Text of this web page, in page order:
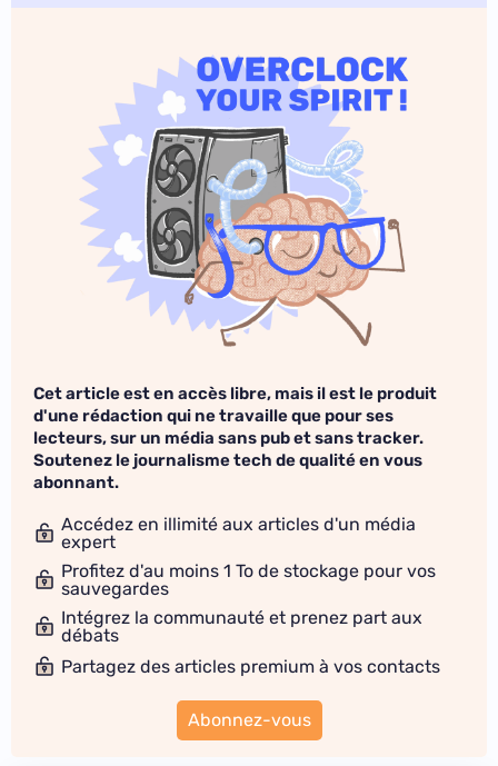
Cet article est en accès libre, mais il est le produit
d'une rédaction qui ne travaille que pour ses
lecteurs, sur un média sans pub et sans tracker.
Soutenez le journalisme tech de qualité en vous
abonnant.
Accédez en illimité aux articles d'un média
expert
Profitez d'au moins 1 To de stockage pour vos
sauvegardes
Intégrez la communauté et prenez part aux
débats
Partagez des articles premium à vos contacts
Abonnez-vous